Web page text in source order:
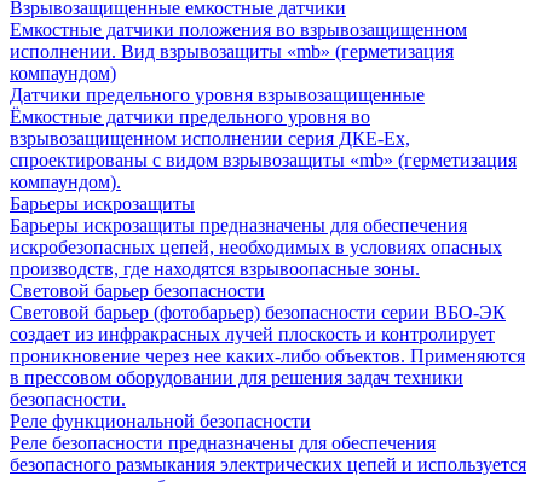
Взрывозащищенные емкостные датчики
Емкостные датчики положения во взрывозащищенном
исполнении. Вид взрывозащиты «mb» (герметизация
компаундом)
Датчики предельного уровня взрывозащищенные
Ёмкостные датчики предельного уровня во
взрывозащищенном исполнении серия ДКЕ-Ех,
спроектированы с видом взрывозащиты «mb» (герметизация
компаундом).
Барьеры искрозащиты
Барьеры искрозащиты предназначены для обеспечения
искробезопасных цепей, необходимых в условиях опасных
производств, где находятся взрывоопасные зоны.
Световой барьер безопасности
Световой барьер (фотобарьер) безопасности серии ВБО-ЭК
создает из инфракрасных лучей плоскость и контролирует
проникновение через нее каких-либо объектов. Применяются
в прессовом оборудовании для решения задач техники
безопасности.
Реле функциональной безопасности
Реле безопасности предназначены для обеспечения
безопасного размыкания электрических цепей и используется